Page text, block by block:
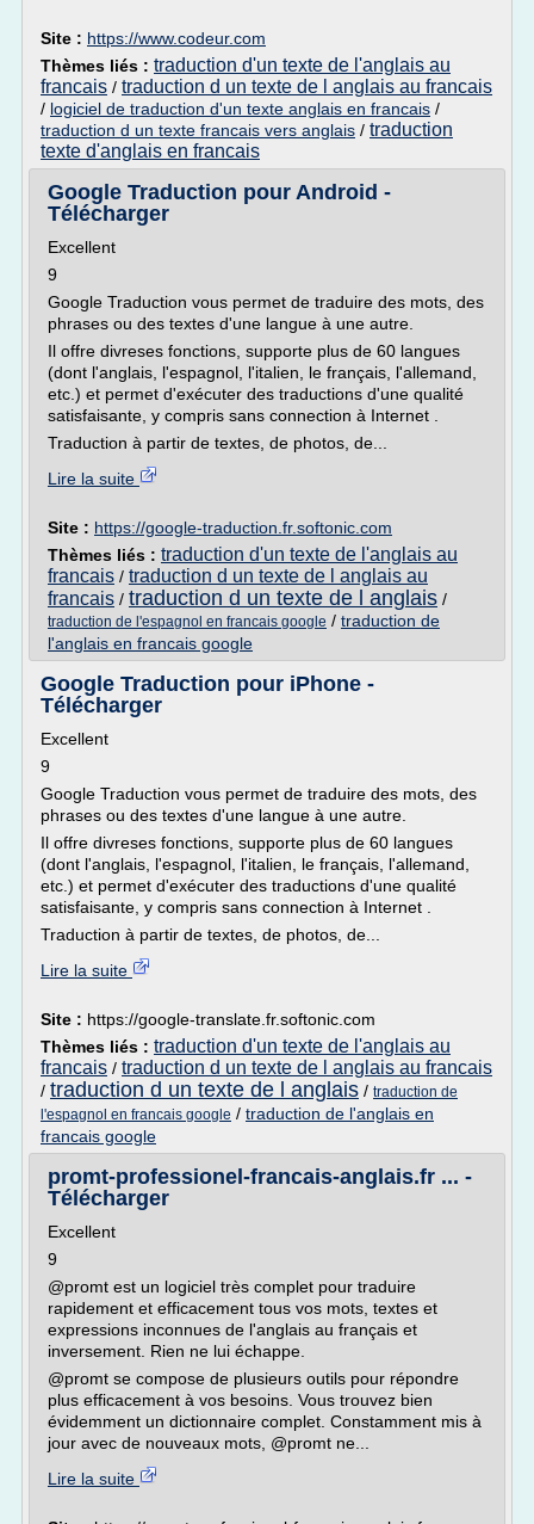
Site : https://www.codeur.com
Thèmes liés : traduction d'un texte de l'anglais au
francais / traduction d un texte de l anglais au francais
/ logiciel de traduction d'un texte anglais en francais /
traduction d un texte francais vers anglais / traduction
texte d'anglais en francais
Google Traduction pour Android -
Télécharger
Excellent
9
Google Traduction vous permet de traduire des mots, des
phrases ou des textes d'une langue à une autre.
Il offre divreses fonctions, supporte plus de 60 langues
(dont l'anglais, l'espagnol, l'italien, le français, l'allemand,
etc.) et permet d'exécuter des traductions d'une qualité
satisfaisante, y compris sans connection à Internet .
Traduction à partir de textes, de photos, de...
Lire la suite
Site : https://google-traduction.fr.softonic.com
Thèmes liés : traduction d'un texte de l'anglais au
francais / traduction d un texte de l anglais au
francais / traduction d un texte de l anglais /
traduction de l'espagnol en francais google / traduction de
l'anglais en francais google
Google Traduction pour iPhone -
Télécharger
Excellent
9
Google Traduction vous permet de traduire des mots, des
phrases ou des textes d'une langue à une autre.
Il offre divreses fonctions, supporte plus de 60 langues
(dont l'anglais, l'espagnol, l'italien, le français, l'allemand,
etc.) et permet d'exécuter des traductions d'une qualité
satisfaisante, y compris sans connection à Internet .
Traduction à partir de textes, de photos, de...
Lire la suite
Site : https://google-translate.fr.softonic.com
Thèmes liés : traduction d'un texte de l'anglais au
francais / traduction d un texte de l anglais au francais
/ traduction d un texte de l anglais / traduction de
l'espagnol en francais google / traduction de l'anglais en
francais google
promt-professionel-francais-anglais.fr ... -
Télécharger
Excellent
9
@promt est un logiciel très complet pour traduire
rapidement et efficacement tous vos mots, textes et
expressions inconnues de l'anglais au français et
inversement. Rien ne lui échappe.
@promt se compose de plusieurs outils pour répondre
plus efficacement à vos besoins. Vous trouvez bien
évidemment un dictionnaire complet. Constamment mis à
jour avec de nouveaux mots, @promt ne...
Lire la suite